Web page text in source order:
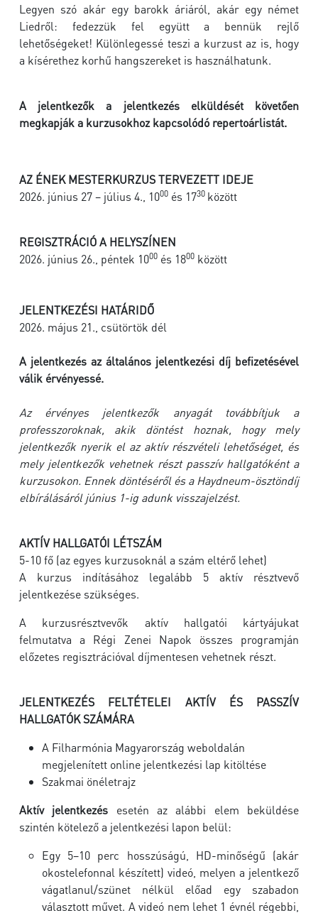
Legyen szó akár egy barokk áriáról, akár egy német
Liedről: fedezzük fel együtt a bennük rejlő
lehetőségeket! Különlegessé teszi a kurzust az is, hogy
a kísérethez korhű hangszereket is használhatunk.
A jelentkezők a jelentkezés elküldését követően
megkapják a kurzusokhoz kapcsolódó repertoárlistát.
AZ ÉNEK MESTERKURZUS TERVEZETT IDEJE
2026. június 27 – július 4., 1000 és 1730 között
REGISZTRÁCIÓ A HELYSZÍNEN
2026. június 26., péntek 1000 és 1800 között
JELENTKEZÉSI HATÁRIDŐ
2026. május 21., csütörtök dél
A jelentkezés az általános jelentkezési díj befizetésével
válik érvényessé.
Az érvényes jelentkezők anyagát továbbítjuk a
professzoroknak, akik döntést hoznak, hogy mely
jelentkezők nyerik el az aktív részvételi lehetőséget, és
mely jelentkezők vehetnek részt passzív hallgatóként a
kurzusokon. Ennek döntéséről és a Haydneum-ösztöndíj
elbírálásáról június 1-ig adunk visszajelzést.
AKTÍV HALLGATÓI LÉTSZÁM
5-10 fő (az egyes kurzusoknál a szám eltérő lehet)
A kurzus indításához legalább 5 aktív résztvevő
jelentkezése szükséges.
A kurzusrésztvevők aktív hallgatói kártyájukat
felmutatva a Régi Zenei Napok összes programján
előzetes regisztrációval díjmentesen vehetnek részt.
JELENTKEZÉS FELTÉTELEI AKTÍV ÉS PASSZÍV
HALLGATÓK SZÁMÁRA
A Filharmónia Magyarország weboldalán
megjelenített online jelentkezési lap kitöltése
Szakmai önéletrajz
Aktív jelentkezés esetén az alábbi elem beküldése
szintén kötelező a jelentkezési lapon belül:
Egy 5–10 perc hosszúságú, HD-minőségű (akár
okostelefonnal készített) videó, melyen a jelentkező
vágatlanul/szünet nélkül előad egy szabadon
választott művet. A videó nem lehet 1 évnél régebbi,